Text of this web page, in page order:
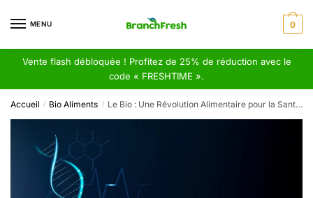
MENU 0
Vente flash débloquée ! Profitez de 25% de réduction avec le
code « FRESHTIME ».
Accueil / Bio Aliments / Le Bio : Une Révolution Alimentaire pour la Santé et l’Environnement